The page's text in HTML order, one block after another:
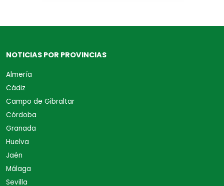
NOTICIAS POR PROVINCIAS
Almería
Cádiz
Campo de Gibraltar
Córdoba
Granada
Huelva
Jaén
Málaga
Sevilla